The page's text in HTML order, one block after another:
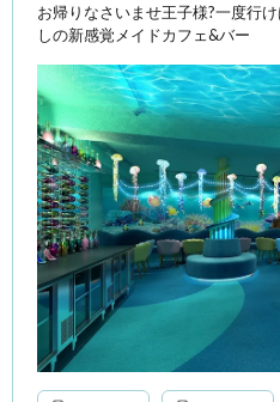
お帰りなさいませ王子様?一度行
しの新感覚メイドカフェ&バー